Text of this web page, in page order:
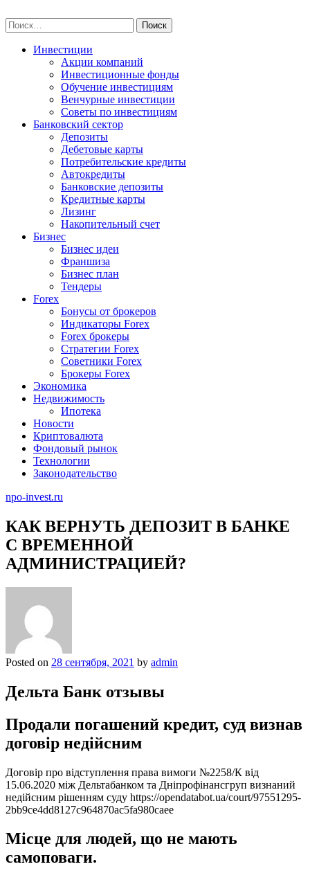
to
content
Найти:
Инвестиции
Акции компаний
Инвестиционные фонды
Обучение инвестициям
Венчурные инвестиции
Советы по инвестициям
Банковский сектор
Депозиты
Дебетовые карты
Потребительские кредиты
Автокредиты
Банковские депозиты
Кредитные карты
Лизинг
Накопительный счет
Бизнес
Бизнес идеи
Франшиза
Бизнес план
Тендеры
Forex
Бонусы от брокеров
Индикаторы Forex
Forex брокеры
Стратегии Forex
Советники Forex
Брокеры Forex
Экономика
Недвижимость
Ипотека
Новости
Криптовалюта
Фондовый рынок
Технологии
Законодательство
npo-invest.ru
КАК ВЕРНУТЬ ДЕПОЗИТ В БАНКЕ
С ВРЕМЕННОЙ
АДМИНИСТРАЦИЕЙ?
Posted on 28 сентября, 2021 by admin
Дельта Банк отзывы
Продали погашений кредит, суд визнав
договір недійсним
Договір про відступлення права вимоги №2258/К від
15.06.2020 між Дельтабанком та Дніпрофінансгруп визнаний
недійсним рішенням суду https://opendatabot.ua/court/97551295-
2bb9ce4dd8127c964870ac5fa980caee
Місце для людей, що не мають
самоповаги.